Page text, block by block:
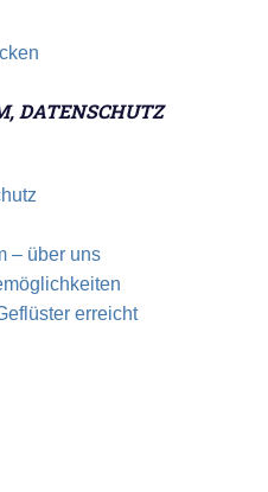
DATENSCHUTZ
– über uns
erreicht